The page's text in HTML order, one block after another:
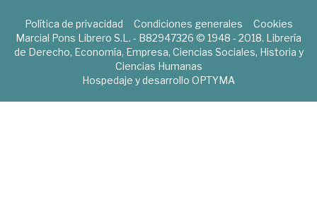
Política de privacidad Condiciones generales
Cookies
Marcial Pons Librero S.L. - B82947326 © 1948 - 2018. Librería
de Derecho, Economía, Empresa, Ciencias Sociales, Historia y
Ciencias Humanas
Hospedaje y desarrollo OPTYMA